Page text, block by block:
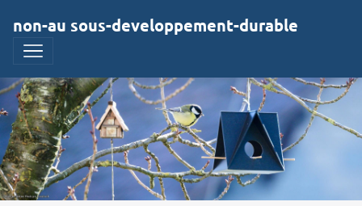
non-au sous-developpement-durable